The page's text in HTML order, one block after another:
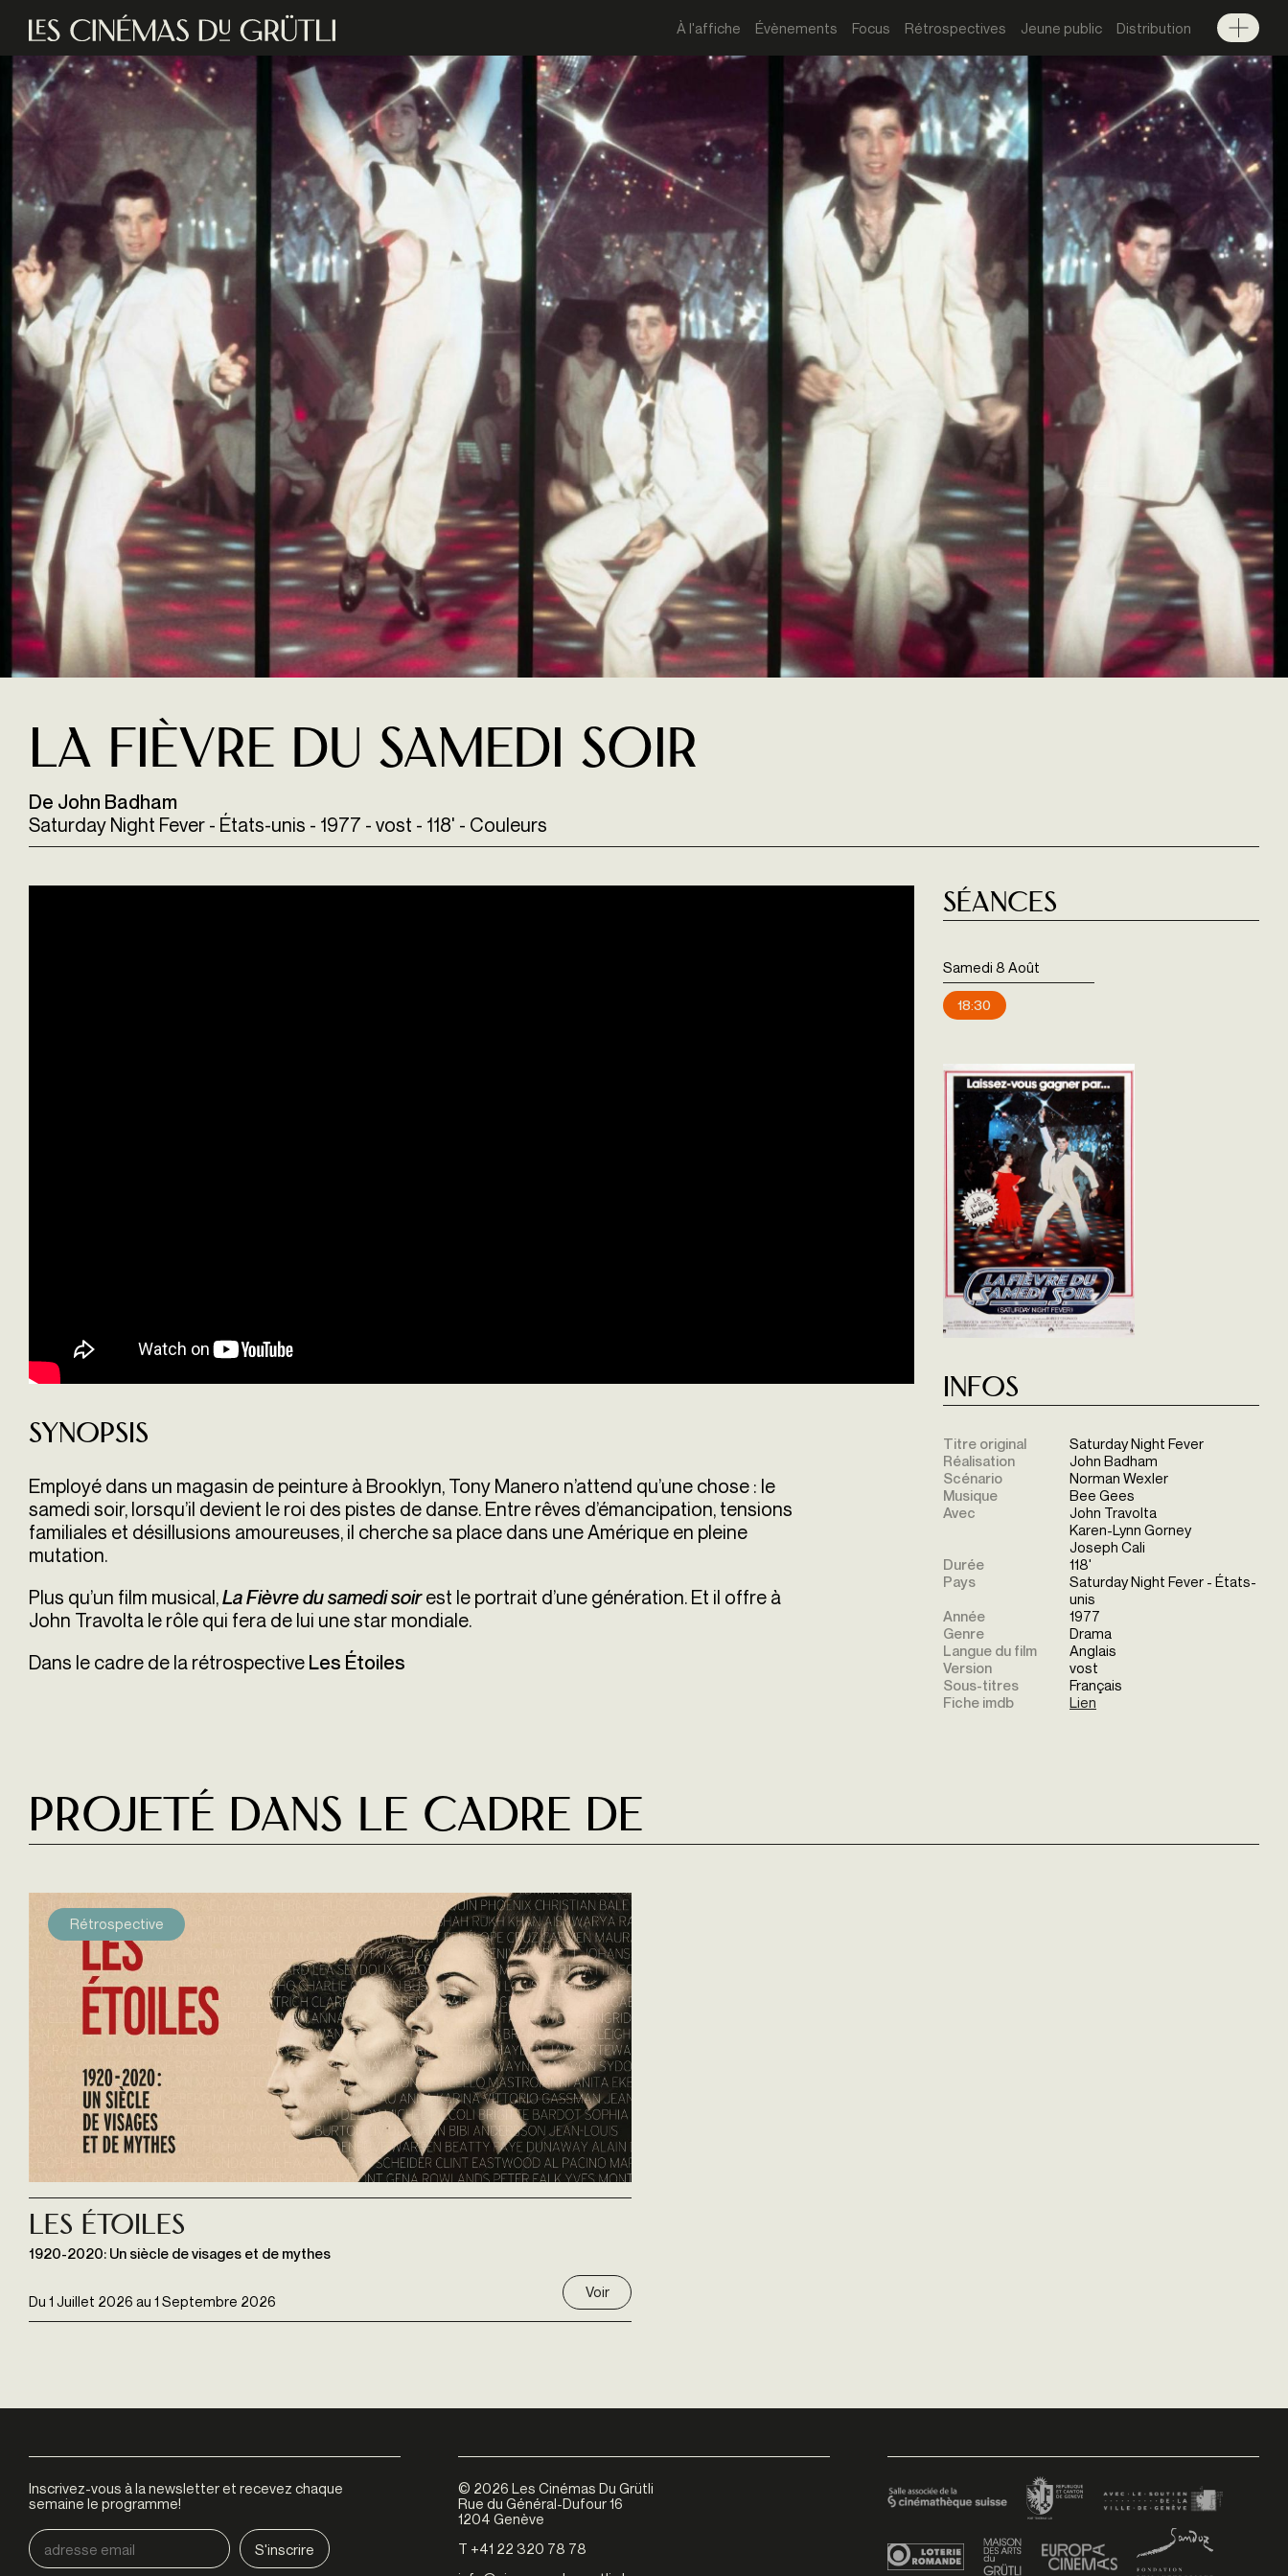
Aller au contenu principal
À l'affiche Évènements Focus Rétrospectives Jeune public Distribution
Menu
La Fièvre du samedi soir
De John Badham
Saturday Night Fever - États-unis - 1977 - vost - 118' - Couleurs
Synopsis
Employé dans un magasin de peinture à Brooklyn, Tony Manero n’attend qu’une chose : le
samedi soir, lorsqu’il devient le roi des pistes de danse. Entre rêves d’émancipation, tensions
familiales et désillusions amoureuses, il cherche sa place dans une Amérique en pleine
mutation.
Plus qu’un film musical,La Fièvre du samedi soir est le portrait d’une génération. Et il offre à
John Travolta le rôle qui fera de lui une star mondiale.
Dans le cadre de la rétrospective Les Étoiles
Séances
Samedi 8 Août
18:30
Infos
Titre original
Saturday Night Fever
Réalisation
John Badham
Scénario
Norman Wexler
Musique
Bee Gees
Avec
John Travolta
Karen-Lynn Gorney
Joseph Cali
Durée
118'
Pays
Saturday Night Fever - États-
unis
Année
1977
Genre
Drama
Langue du film
Anglais
Version
vost
Sous-titres
Français
Fiche imdb
Lien
Projeté dans le cadre de
Rétrospective
Du 1 Juillet 2026 au 1 Septembre 2026
Les étoiles
1920-2020: Un siècle de visages et de mythes
Voir
Inscrivez-vous à la newsletter et recevez chaque
semaine le programme!
© 2026 Les Cinémas Du Grütli
Rue du Général-Dufour 16
1204 Genève
T +41 22 320 78 78